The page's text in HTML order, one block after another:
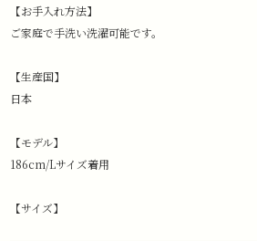
【お手入れ方法】
ご家庭で手洗い洗濯可能です。
【生産国】
日本
【モデル】
186cm/Lサイズ着用
【サイズ】